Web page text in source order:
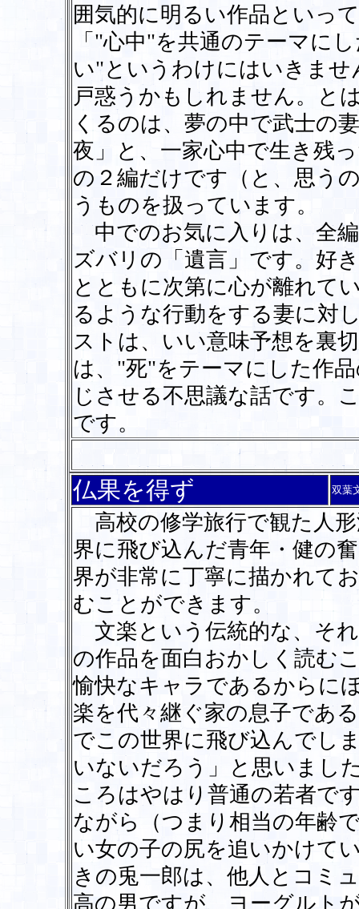
囲気的に明るい作品といっ
「"心中"を共通のテーマに
い"というわけにはいきま
戸惑うかもしれません。と
くるのは、夢の中で武士の
夜」と、一家心中で生き残
の２編だけです（と、思う
うものを扱っています。
中でのお気に入りは、全
ズバリの「遺言」です。好
とともに次第に心が離れて
るような行動をする妻に対
ストは、いい意味予想を裏
は、"死"をテーマにした作
じさせる不思議な話です。
です。
仏果を得ず 双葉
高校の修学旅行で観た人
界に飛び込んだ青年・健の
界が非常に丁寧に描かれて
むことができます。
文楽という伝統的な、そ
の作品を面白おかしく読む
愉快なキャラであるからに
楽を代々継ぐ家の息子であ
でこの世界に飛び込んでし
いないだろう」と思いまし
ころはやはり普通の若者で
ながら（つまり相当の年齢
い女の子の尻を追いかけて
きの兎一郎は、他人とコミ
高の男ですが、ヨーグルト